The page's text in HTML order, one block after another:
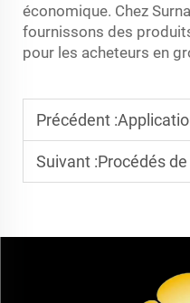
économique. Chez
fournissons des
pour les acheteurs en
Précédent :Applications légères
Suivant :Procédés de modification des